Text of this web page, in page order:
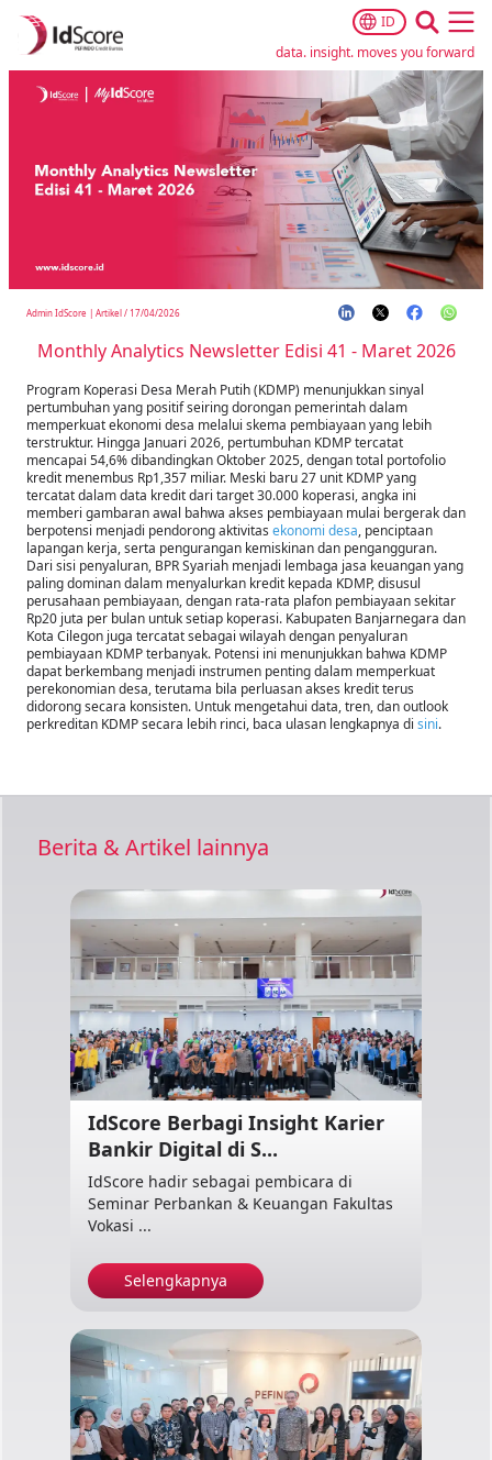
ID
data. insight. moves you forward
Admin IdScore | Artikel/ 17/04/2026
Monthly Analytics Newsletter Edisi 41 - Maret 2026
Program Koperasi Desa Merah Putih (KDMP) menunjukkan sinyal
pertumbuhan yang positif seiring dorongan pemerintah dalam
memperkuat ekonomi desa melalui skema pembiayaan yang lebih
terstruktur. Hingga Januari 2026, pertumbuhan KDMP tercatat
mencapai 54,6% dibandingkan Oktober 2025, dengan total portofolio
kredit menembus Rp1,357 miliar. Meski baru 27 unit KDMP yang
tercatat dalam data kredit dari target 30.000 koperasi, angka ini
memberi gambaran awal bahwa akses pembiayaan mulai bergerak dan
berpotensi menjadi pendorong aktivitas ekonomi desa, penciptaan
lapangan kerja, serta pengurangan kemiskinan dan pengangguran.
Dari sisi penyaluran, BPR Syariah menjadi lembaga jasa keuangan yang
paling dominan dalam menyalurkan kredit kepada KDMP, disusul
perusahaan pembiayaan, dengan rata-rata plafon pembiayaan sekitar
Rp20 juta per bulan untuk setiap koperasi. Kabupaten Banjarnegara dan
Kota Cilegon juga tercatat sebagai wilayah dengan penyaluran
pembiayaan KDMP terbanyak. Potensi ini menunjukkan bahwa KDMP
dapat berkembang menjadi instrumen penting dalam memperkuat
perekonomian desa, terutama bila perluasan akses kredit terus
didorong secara konsisten. Untuk mengetahui data, tren, dan outlook
perkreditan KDMP secara lebih rinci, baca ulasan lengkapnya di sini.
Berita & Artikel lainnya
IdScore Berbagi Insight Karier
Bankir Digital di S...
IdScore hadir sebagai pembicara di
Seminar Perbankan & Keuangan Fakultas
Vokasi ...
Selengkapnya